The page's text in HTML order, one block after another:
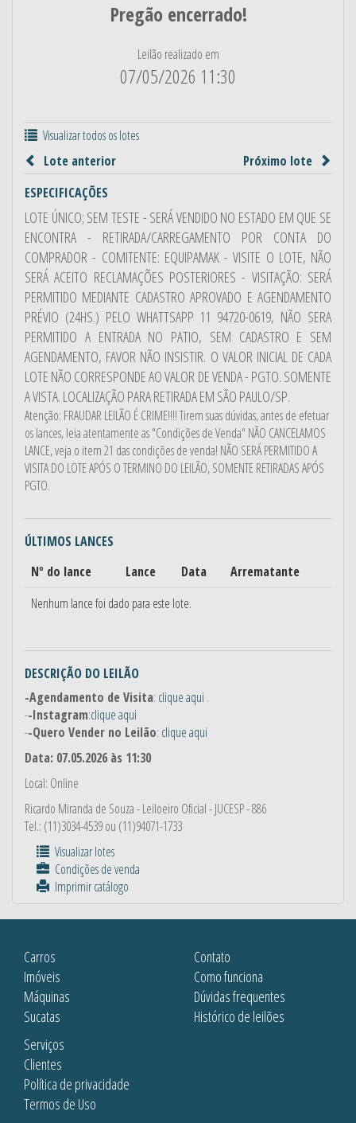
Pregão encerrado!
Leilão realizado em
07/05/2026 11:30
Visualizar todos os lotes
Lote anterior
Próximo lote
ESPECIFICAÇÕES
LOTE ÚNICO; SEM TESTE - SERÁ VENDIDO NO ESTADO EM QUE SE
ENCONTRA - RETIRADA/CARREGAMENTO POR CONTA DO
COMPRADOR - COMITENTE: EQUIPAMAK - VISITE O LOTE, NÃO
SERÁ ACEITO RECLAMAÇÕES POSTERIORES - VISITAÇÃO: SERÁ
PERMITIDO MEDIANTE CADASTRO APROVADO E AGENDAMENTO
PRÉVIO (24HS.) PELO WHATTSAPP 11 94720-0619, NÃO SERA
PERMITIDO A ENTRADA NO PATIO, SEM CADASTRO E SEM
AGENDAMENTO, FAVOR NÃO INSISTIR. O VALOR INICIAL DE CADA
LOTE NÃO CORRESPONDE AO VALOR DE VENDA - PGTO. SOMENTE
A VISTA. LOCALIZAÇÃO PARA RETIRADA EM SÃO PAULO/SP.
Atenção: FRAUDAR LEILÃO É CRIME!!!! Tirem suas dúvidas, antes de efetuar
os lances, leia atentamente as "Condições de Venda" NÃO CANCELAMOS
LANCE, veja o item 21 das condições de venda! NÃO SERÁ PERMITIDO A
VISITA DO LOTE APÓS O TERMINO DO LEILÃO, SOMENTE RETIRADAS APÓS
PGTO.
ÚLTIMOS LANCES
Nº do lance
Lance Data
Arrematante
Nenhum lance foi dado para este lote.
DESCRIÇÃO DO LEILÃO
-Agendamento de Visita: clique aqui .
--Instagram:clique aqui
--Quero Vender no Leilão: clique aqui
Data: 07.05.2026 às 11:30
Local: Online
Ricardo Miranda de Souza- Leiloeiro Oficial - JUCESP - 886
Tel.: (11)3034-4539 ou (11)94071-1733
Visualizar lotes
Condições de venda
Imprimir catálogo
Carros
Imóveis
Máquinas
Sucatas
Contato
Como funciona
Dúvidas frequentes
Histórico de leilões
Serviços
Clientes
Política de privacidade
Termos de Uso